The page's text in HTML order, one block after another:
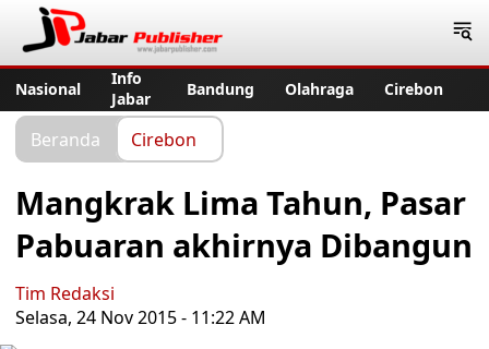
Nasional
Info
Jabar
Bandung Olahraga Cirebon
Beranda Cirebon
Mangkrak Lima Tahun, Pasar
Pabuaran akhirnya Dibangun
Tim Redaksi
Selasa, 24 Nov 2015 - 11:22 AM